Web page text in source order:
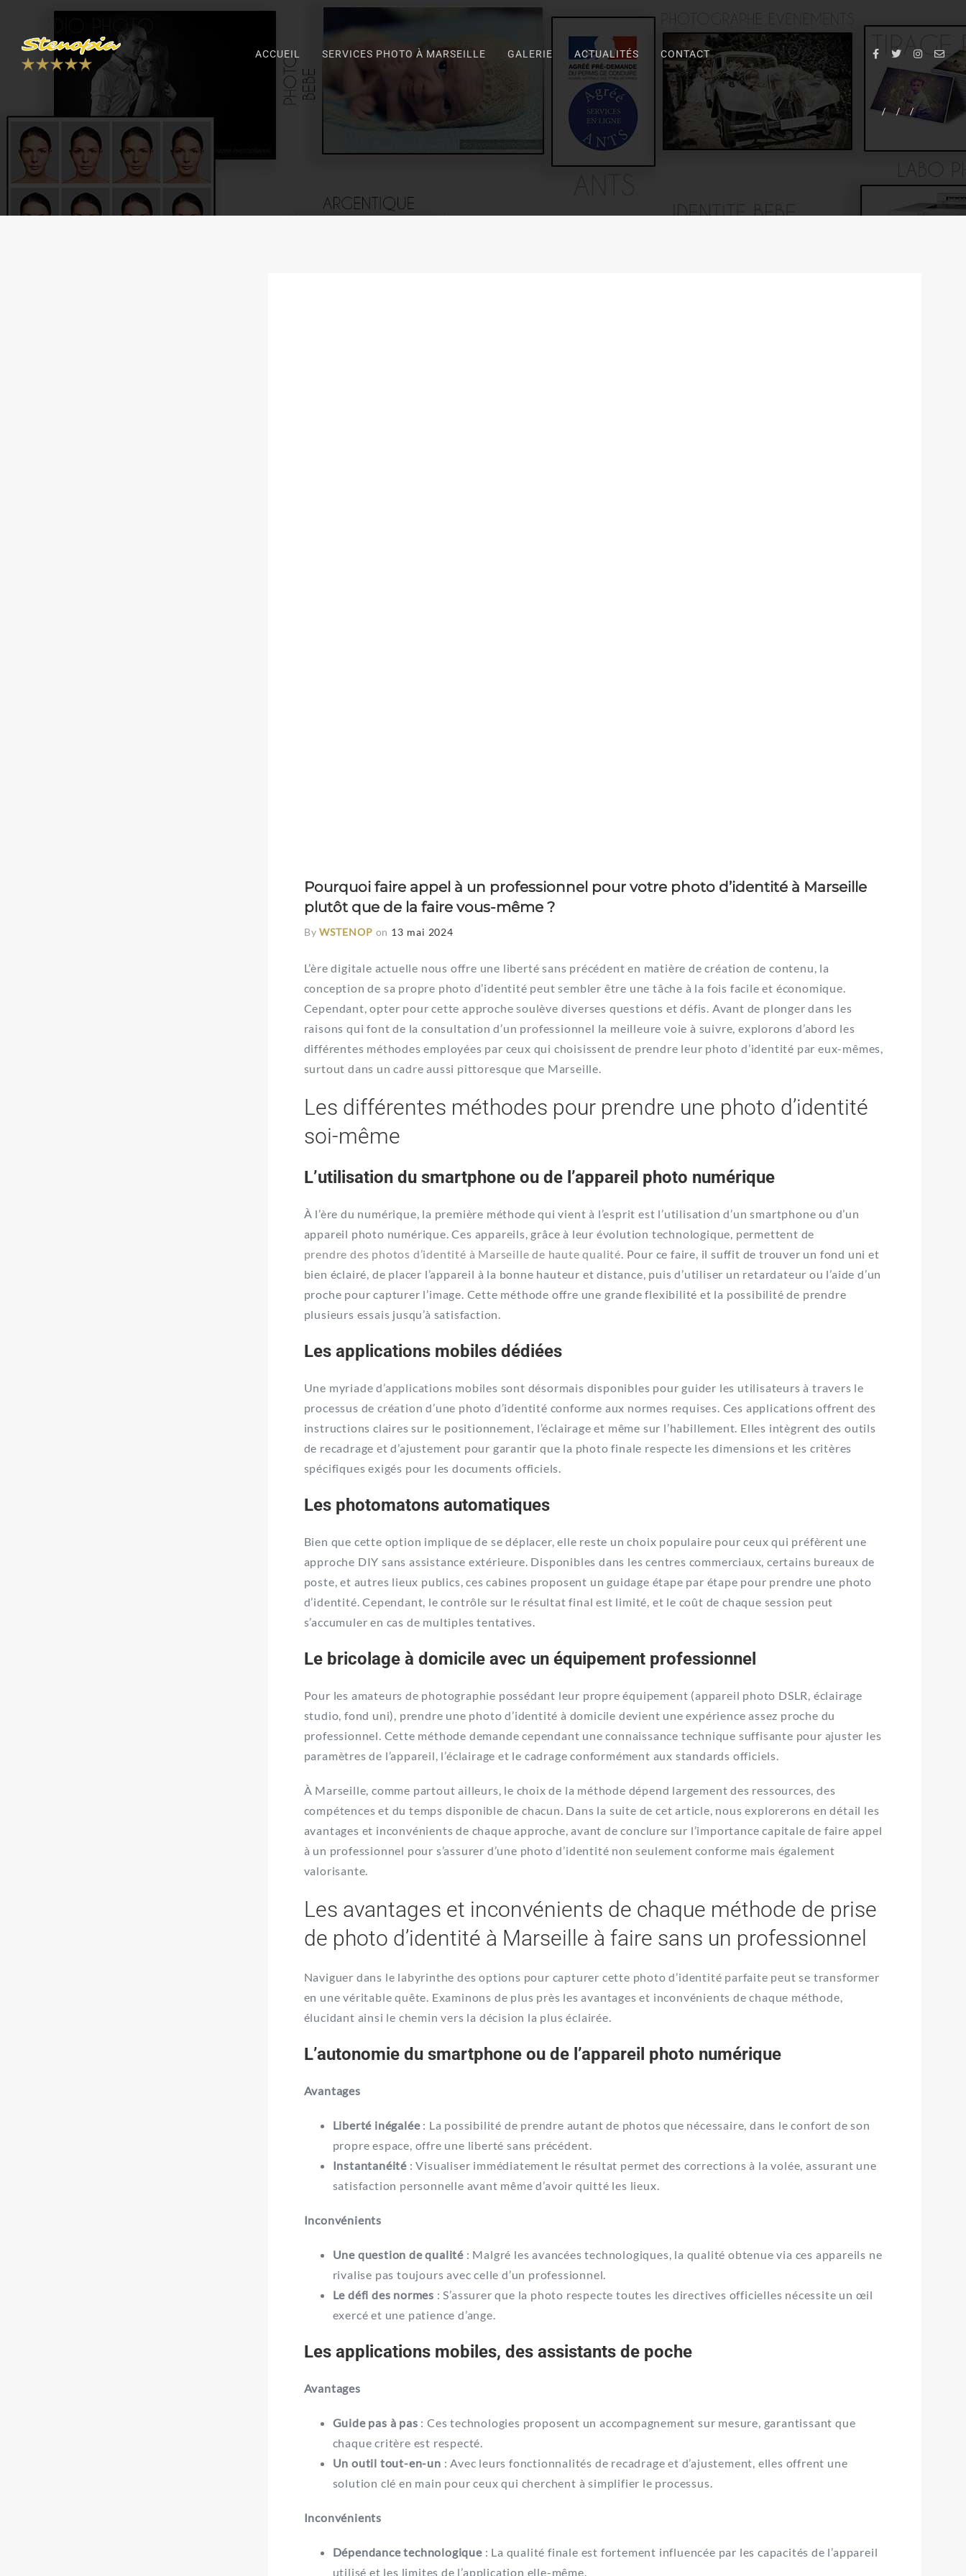
ACCUEIL SERVICES PHOTO À MARSEILLE GALERIE ACTUALITÉS CONTACT
Rechercher :
/ / /
Pourquoi faire appel à un professionnel pour votre photo d’identité à Marseille
plutôt que de la faire vous-même ?
ByWSTENOP on 13 mai 2024
L’ère digitale actuelle nous offre une liberté sans précédent en matière de création de contenu, la
conception de sa propre photo d’identité peut sembler être une tâche à la fois facile et économique.
Cependant, opter pour cette approche soulève diverses questions et défis. Avant de plonger dans les
raisons qui font de la consultation d’un professionnel la meilleure voie à suivre, explorons d’abord les
différentes méthodes employées par ceux qui choisissent de prendre leur photo d’identité par eux-mêmes,
surtout dans un cadre aussi pittoresque que Marseille.
Les différentes méthodes pour prendre une photo d’identité
soi-même
L’utilisation du smartphone ou de l’appareil photo numérique
À l’ère du numérique, la première méthode qui vient à l’esprit est l’utilisation d’un smartphone ou d’un
appareil photo numérique. Ces appareils, grâce à leur évolution technologique, permettent de
prendre des photos d’identité à Marseille de haute qualité. Pour ce faire, il suffit de trouver un fond uni et
bien éclairé, de placer l’appareil à la bonne hauteur et distance, puis d’utiliser un retardateur ou l’aide d’un
proche pour capturer l’image. Cette méthode offre une grande flexibilité et la possibilité de prendre
plusieurs essais jusqu’à satisfaction.
Les applications mobiles dédiées
Une myriade d’applications mobiles sont désormais disponibles pour guider les utilisateurs à travers le
processus de création d’une photo d’identité conforme aux normes requises. Ces applications offrent des
instructions claires sur le positionnement, l’éclairage et même sur l’habillement. Elles intègrent des outils
de recadrage et d’ajustement pour garantir que la photo finale respecte les dimensions et les critères
spécifiques exigés pour les documents officiels.
Les photomatons automatiques
Bien que cette option implique de se déplacer, elle reste un choix populaire pour ceux qui préfèrent une
approche DIY sans assistance extérieure. Disponibles dans les centres commerciaux, certains bureaux de
poste, et autres lieux publics, ces cabines proposent un guidage étape par étape pour prendre une photo
d’identité. Cependant, le contrôle sur le résultat final est limité, et le coût de chaque session peut
s’accumuler en cas de multiples tentatives.
Le bricolage à domicile avec un équipement professionnel
Pour les amateurs de photographie possédant leur propre équipement (appareil photo DSLR, éclairage
studio, fond uni), prendre une photo d’identité à domicile devient une expérience assez proche du
professionnel. Cette méthode demande cependant une connaissance technique suffisante pour ajuster les
paramètres de l’appareil, l’éclairage et le cadrage conformément aux standards officiels.
À Marseille, comme partout ailleurs, le choix de la méthode dépend largement des ressources, des
compétences et du temps disponible de chacun. Dans la suite de cet article, nous explorerons en détail les
avantages et inconvénients de chaque approche, avant de conclure sur l’importance capitale de faire appel
à un professionnel pour s’assurer d’une photo d’identité non seulement conforme mais également
valorisante.
Les avantages et inconvénients de chaque méthode de prise
de photo d’identité à Marseille à faire sans un professionnel
Naviguer dans le labyrinthe des options pour capturer cette photo d’identité parfaite peut se transformer
en une véritable quête. Examinons de plus près les avantages et inconvénients de chaque méthode,
élucidant ainsi le chemin vers la décision la plus éclairée.
L’autonomie du smartphone ou de l’appareil photo numérique
Avantages
Liberté inégalée: La possibilité de prendre autant de photos que nécessaire, dans le confort de son
propre espace, offre une liberté sans précédent.
Instantanéité : Visualiser immédiatement le résultat permet des corrections à la volée, assurant une
satisfaction personnelle avant même d’avoir quitté les lieux.
Inconvénients
Une question de qualité : Malgré les avancées technologiques, la qualité obtenue via ces appareils ne
rivalise pas toujours avec celle d’un professionnel.
Le défi des normes : S’assurer que la photo respecte toutes les directives officielles nécessite un œil
exercé et une patience d’ange.
Les applications mobiles, des assistants de poche
Avantages
Guide pas à pas : Ces technologies proposent un accompagnement sur mesure, garantissant que
chaque critère est respecté.
Un outil tout-en-un : Avec leurs fonctionnalités de recadrage et d’ajustement, elles offrent une
solution clé en main pour ceux qui cherchent à simplifier le processus.
Inconvénients
Dépendance technologique: La qualité finale est fortement influencée par les capacités de l’appareil
utilisé et les limites de l’application elle-même.